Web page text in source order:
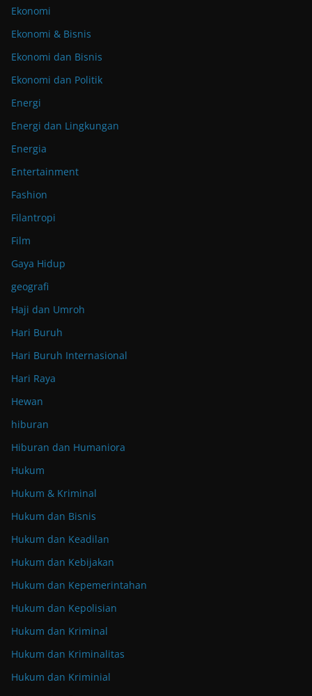
Ekonomi
Ekonomi & Bisnis
Ekonomi dan Bisnis
Ekonomi dan Politik
Energi
Energi dan Lingkungan
Energia
Entertainment
Fashion
Filantropi
Film
Gaya Hidup
geografi
Haji dan Umroh
Hari Buruh
Hari Buruh Internasional
Hari Raya
Hewan
hiburan
Hiburan dan Humaniora
Hukum
Hukum & Kriminal
Hukum dan Bisnis
Hukum dan Keadilan
Hukum dan Kebijakan
Hukum dan Kepemerintahan
Hukum dan Kepolisian
Hukum dan Kriminal
Hukum dan Kriminalitas
Hukum dan Kriminial